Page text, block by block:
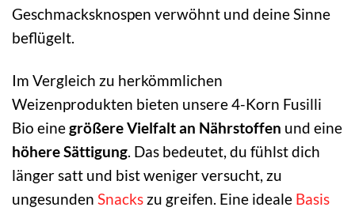
Geschmacksknospen verwöhnt und deine Sinne
beflügelt.
Im Vergleich zu herkömmlichen
Weizenprodukten bieten unsere 4-Korn Fusilli
Bio einegrößere Vielfalt an Nährstoffen und eine
höhere Sättigung. Das bedeutet, du fühlst dich
länger satt und bist weniger versucht, zu
ungesunden Snacks zu greifen. Eine ideale Basis